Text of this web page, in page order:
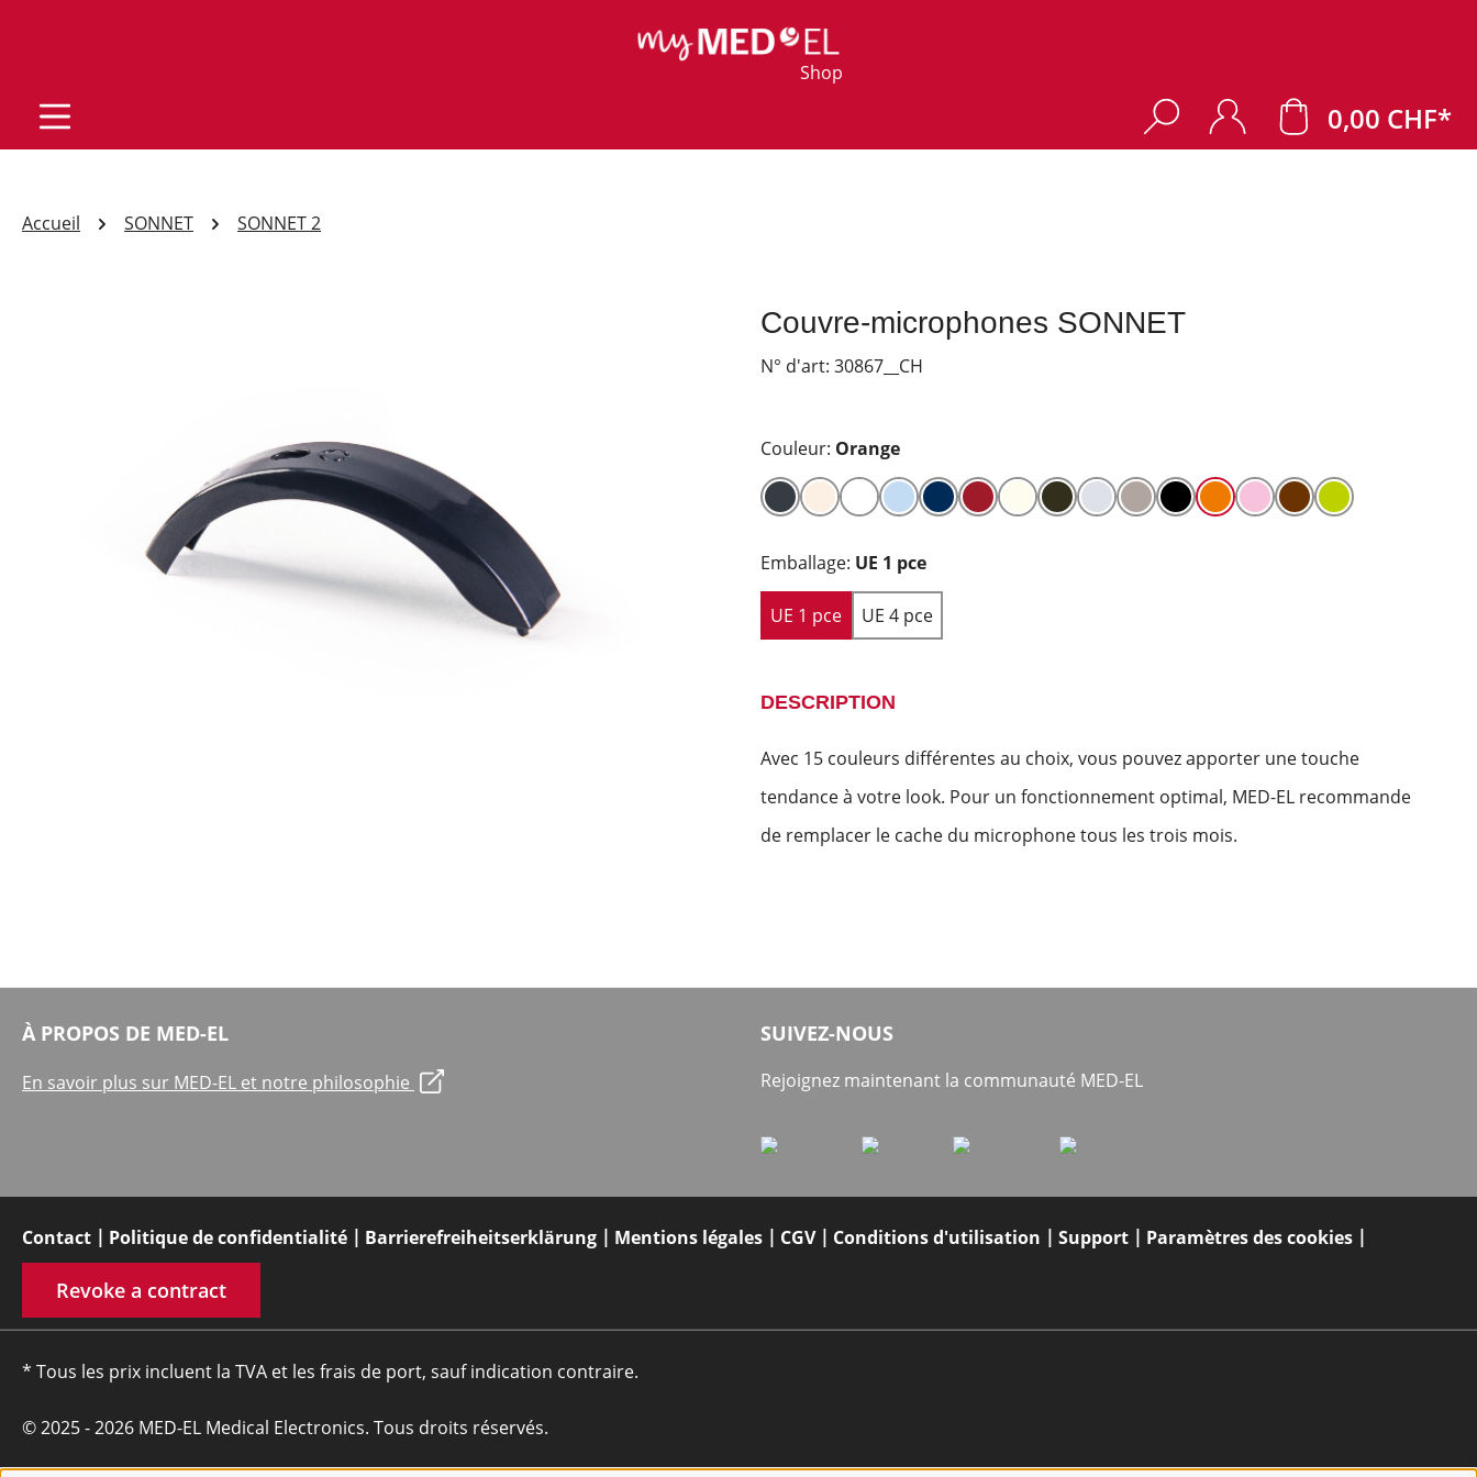
Shop
0,00 CHF*
Accueil SONNET SONNET 2
Couvre-microphones SONNET
N° d'art: 30867__CH
Couleur: Orange
Emballage: UE 1 pce
UE 1 pce UE 4 pce
DESCRIPTION
Avec 15 couleurs différentes au choix, vous pouvez apporter une touche
tendance à votre look. Pour un fonctionnement optimal, MED-EL recommande
de remplacer le cache du microphone tous les trois mois.
À PROPOS DE MED-EL
En savoir plus sur MED-EL et notre philosophie
SUIVEZ-NOUS
Rejoignez maintenant la communauté MED-EL
Contact Politique de confidentialité Barrierefreiheitserklärung Mentions légales CGV Conditions d'utilisation Support Paramètres des cookies
Revoke a contract
* Tous les prix incluent la TVA et les frais de port, sauf indication contraire.
© 2025 - 2026 MED-EL Medical Electronics. Tous droits réservés.